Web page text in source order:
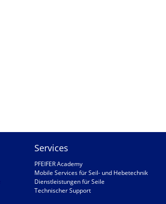
Services
PFEIFER Academy
Mobile Services für Seil- und Hebetechnik
Dienstleistungen für Seile
Technischer Support